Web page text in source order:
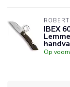
IBEX
Op